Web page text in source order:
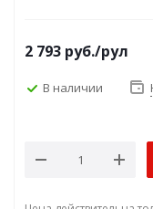
2 793 руб./рул
В наличии